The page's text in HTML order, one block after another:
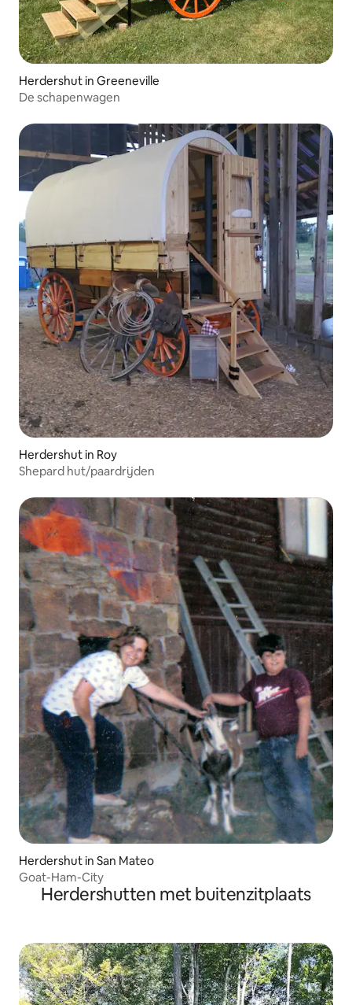
Herdershut in Greeneville
De schapenwagen
Herdershut in Roy
Shepard hut/paardrijden
Herdershut in San Mateo
Goat-Ham-City
Herdershutten met buitenzitplaats